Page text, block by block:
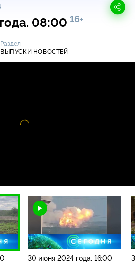
08:00 16+
Раздел
ВЫПУСКИ НОВОСТЕЙ
30 июня 2024 года. 16:00